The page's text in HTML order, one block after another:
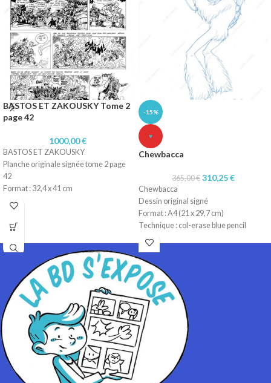
BASTOS ET ZAKOUSKY Tome 2
page 42
1000,00€
BASTOS ET ZAKOUSKY
Planche originale signée tome 2 page
42
Format : 32,4 x 41 cm
Technique : Encre de chine
-15%
♥
Chewbacca
365,00€ 310,25€
Chewbacca
Dessin original signé
Format : A4 (21 x 29,7 cm)
Technique : col-erase blue pencil
Papier : machine 90gr